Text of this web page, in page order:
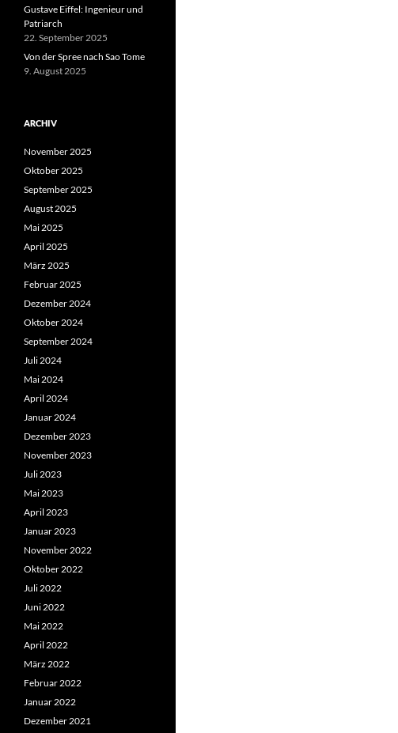
Gustave Eiffel: Ingenieur und
Patriarch
22. September 2025
Von der Spree nach Sao Tome
9. August 2025
ARCHIV
November 2025
Oktober 2025
September 2025
August 2025
Mai 2025
April 2025
März 2025
Februar 2025
Dezember 2024
Oktober 2024
September 2024
Juli 2024
Mai 2024
April 2024
Januar 2024
Dezember 2023
November 2023
Juli 2023
Mai 2023
April 2023
Januar 2023
November 2022
Oktober 2022
Juli 2022
Juni 2022
Mai 2022
April 2022
März 2022
Februar 2022
Januar 2022
Dezember 2021